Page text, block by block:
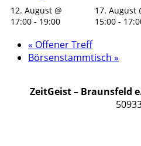
12. August @
17:00 - 19:00
17. August
15:00 -
« Offener Treff
Börsenstammtisch »
ZeitGeist – Braunsfeld